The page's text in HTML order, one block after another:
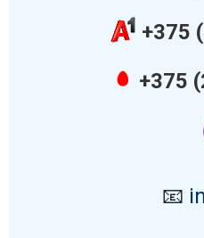
+375
+375
📧